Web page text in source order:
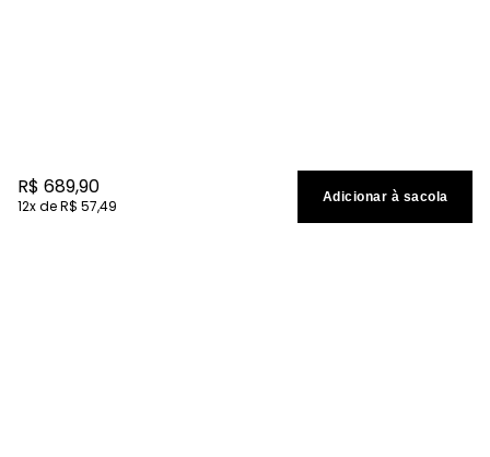
R$ 689,90
12 R$ 57,49 Adicionar à sacola